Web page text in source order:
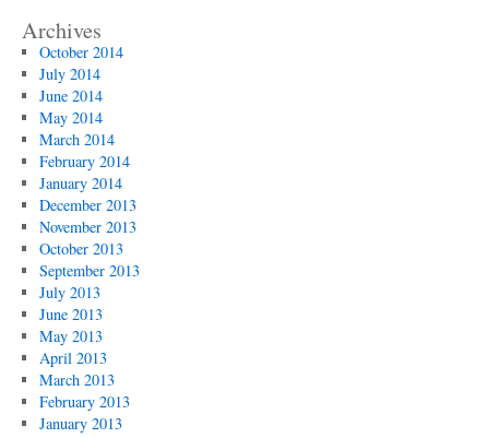
Archives
October 2014
July 2014
June 2014
May 2014
March 2014
February 2014
January 2014
December 2013
November 2013
October 2013
September 2013
July 2013
June 2013
May 2013
April 2013
March 2013
February 2013
January 2013